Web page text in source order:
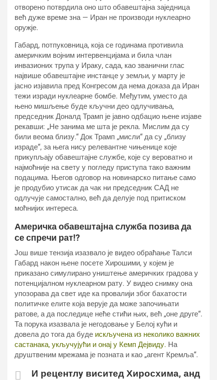
отворено потврдила оно што обавештајна заједница
већ дуже време зна — Иран не производи нуклеарно
оружје.
Габард, потпуковница, која се годинама противила
америчким војним интервенцијама и била члан
инвазионих трупа у Ираку, сада, као званични глас
највише обавештајне инстанце у земљи, у марту је
јасно изјавила пред Конгресом да нема доказа да Иран
тежи изради нуклеарне бомбе. Међутим, уместо да
њено мишљење буде кључни део одлучивања,
председник Доналд Трамп је јавно одбацио њене изјаве
рекавши: „Не занима ме шта је рекла. Мислим да су
били веома близу.“ Док Трамп „мисли“ да су „близу
израде“, за њега нису релевантне чињенице које
прикупљају обавештајне службе, које су вероватно и
најмоћније на свету у погледу приступа тако важним
подацима. Његов одговор на новинарско питање само
је продубио утисак да чак ни председник САД не
одлучује самостално, већ да делује под притиском
моћнијих интереса.
Америчка обавештајна служба позива да
се спречи рат!?
Још више тензија изазвало је видео обраћање Талси
Габард након њене посете Хирошими, у којем је
приказано симулирано уништење америчких градова у
потенцијалном нуклеарном рату. У видео снимку она
упозорава да свет иде ка провалији због бахатости
политичке елите која верује да може започињати
ратове, а да последице неће стићи њих, већ „оне друге“.
Та порука изазвала је негодовање у Белој кући и
довела до тога да буде искључена из неколико важних
састанака, укључујући и онај у Кемп Дејвиду. На
друштвеним мрежама је позната и као „агент Кремља“.
И рецентлy виситед Хиросхима, анд